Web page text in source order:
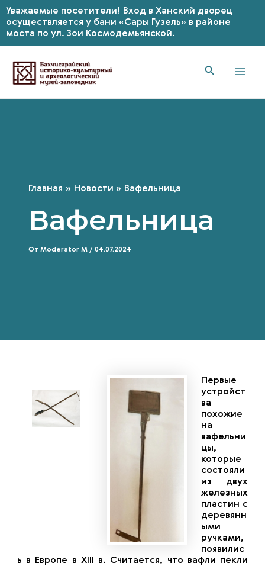
Уважаемые посетители! Вход в Ханский дворец
осуществляется у бани «Сары Гузель» в районе
моста по ул. Зои Космодемьянской.
содержимому
Главная Новости Вафельница
Вафельница
От Moderator M / 04.07.2024
Первые
устройст
ва
похожие
на
вафельни
цы,
которые
состояли
из двух
железных
пластин с
деревянн
ыми
ручками,
появилис
ь в Европе в XIII в. Считается, что вафли пекли